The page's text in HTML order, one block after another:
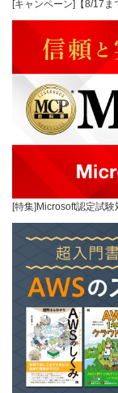
[キャンペーン]【8/17
[特集]Microsoft認定試